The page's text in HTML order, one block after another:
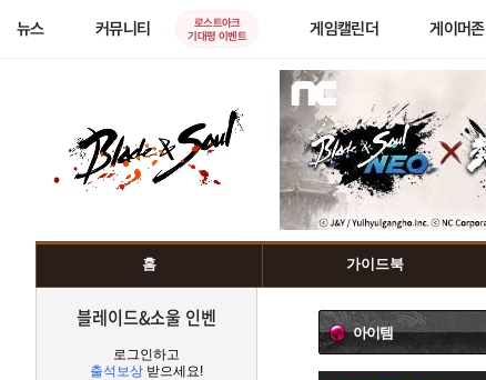
뉴스 커뮤니티
로스트아크
기대평 이벤트
게임캘린더 게이머존
홈 가이드북
블레이드&소울 인벤
로그인하고
출석보상 받으세요!
아이템